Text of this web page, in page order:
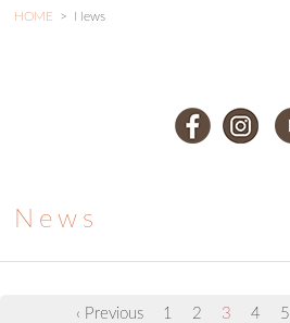
HOME > News
News
‹ Previous 1 2 3 4 5